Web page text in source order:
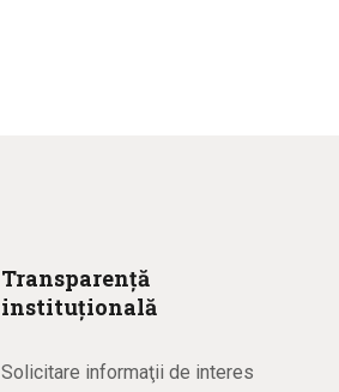
Transparență
instituțională
Solicitare informaţii de interes